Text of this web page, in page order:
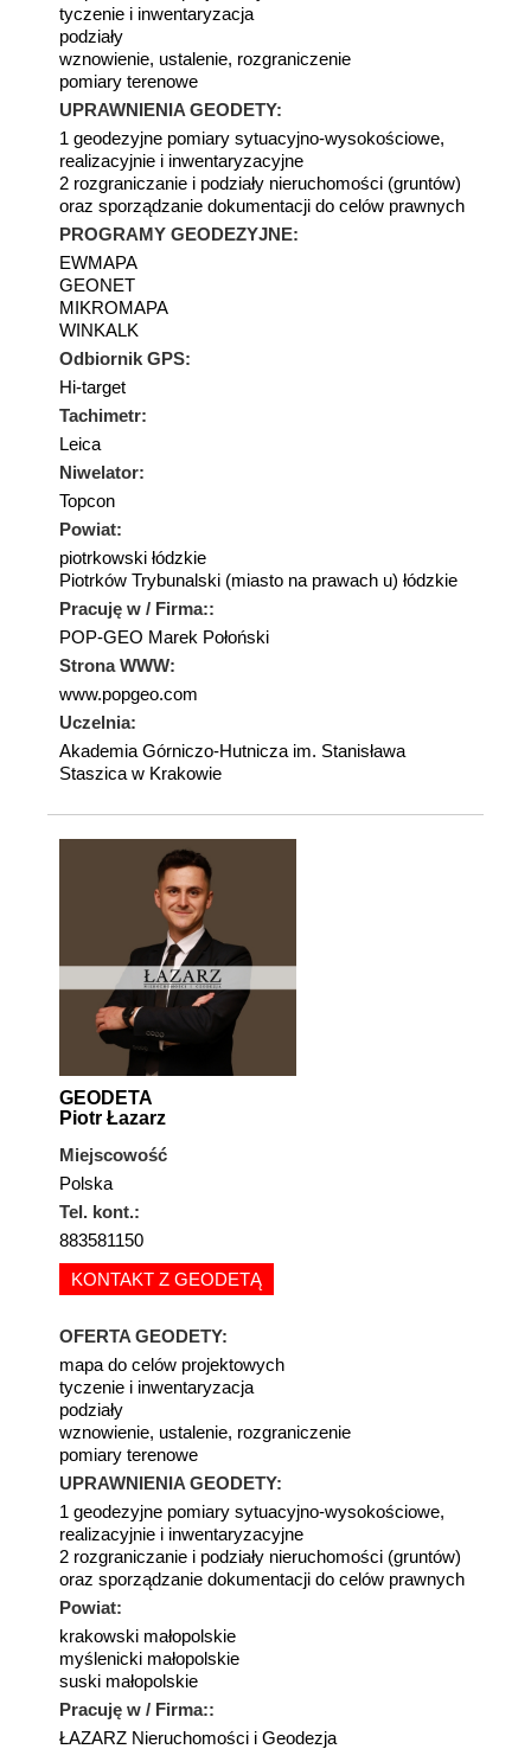
tyczenie i inwentaryzacja
podziały
wznowienie, ustalenie, rozgraniczenie
pomiary terenowe
UPRAWNIENIA GEODETY:
1 geodezyjne pomiary sytuacyjno-wysokościowe,
realizacyjnie i inwentaryzacyjne
2 rozgraniczanie i podziały nieruchomości (gruntów)
oraz sporządzanie dokumentacji do celów prawnych
PROGRAMY GEODEZYJNE:
EWMAPA
GEONET
MIKROMAPA
WINKALK
Odbiornik GPS:
Hi-target
Tachimetr:
Leica
Niwelator:
Topcon
Powiat:
piotrkowski łódzkie
Piotrków Trybunalski (miasto na prawach u) łódzkie
Pracuję w / Firma::
POP-GEO Marek Połoński
Strona WWW:
www.popgeo.com
Uczelnia:
Akademia Górniczo-Hutnicza im. Stanisława
Staszica w Krakowie
GEODETA
Piotr Łazarz
Miejscowość
Polska
Tel. kont.:
883581150
KONTAKT Z GEODETĄ
OFERTA GEODETY:
mapa do celów projektowych
tyczenie i inwentaryzacja
podziały
wznowienie, ustalenie, rozgraniczenie
pomiary terenowe
UPRAWNIENIA GEODETY:
1 geodezyjne pomiary sytuacyjno-wysokościowe,
realizacyjnie i inwentaryzacyjne
2 rozgraniczanie i podziały nieruchomości (gruntów)
oraz sporządzanie dokumentacji do celów prawnych
Powiat:
krakowski małopolskie
myślenicki małopolskie
suski małopolskie
Pracuję w / Firma::
ŁAZARZ Nieruchomości i Geodezja